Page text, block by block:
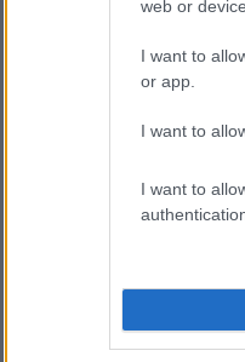
web or
I want to
or app.
I want to
I want to